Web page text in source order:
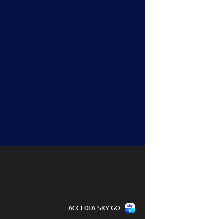
ACCEDI A SKY GO